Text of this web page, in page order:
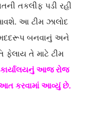
તકલીફ પડી રહી
આ ટીમ ઝાલોદ
મદદરૂપ બનવાનું અને
ફેલાય તે માટે ટીમ
કાર્યાલયનું આજ રોજ
કરવામાં આવ્યું છે.